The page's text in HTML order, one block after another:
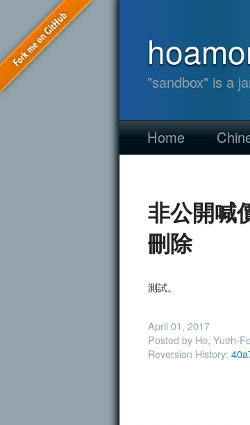
"sandbox" is a
Home
非公開喊
刪除
測試。
April 01, 2017
Posted by Ho, Yueh-
Reversion History: